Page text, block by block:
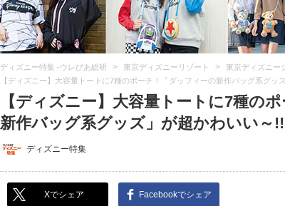
ディズニー特集 -ウレぴあ総研 > 東京ディズニーリゾート > 東京ディズニー
【ディズニー】大容量トートに7種のポーチ！「ダッフィーの新作バッグ系グッ
【ディズニー】大容量トートに7種の
新作バッグ系グッズ」が超かわいい～!!
ディズニー特集
Xでシェア Facebookでシェア